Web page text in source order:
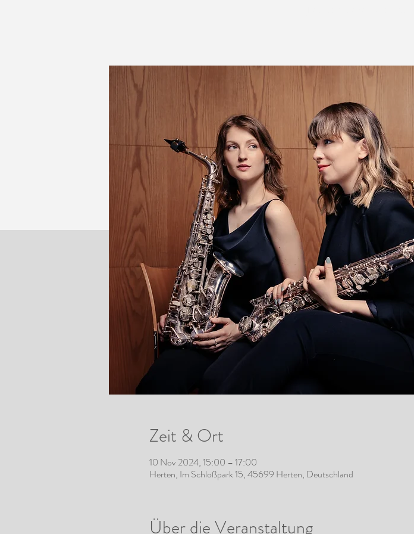
Zeit & Ort
10 Nov 2024, 15:00 – 17:00
Herten, Im Schloßpark 15, 45699 Herten, Deutschland
Über die Veranstaltung